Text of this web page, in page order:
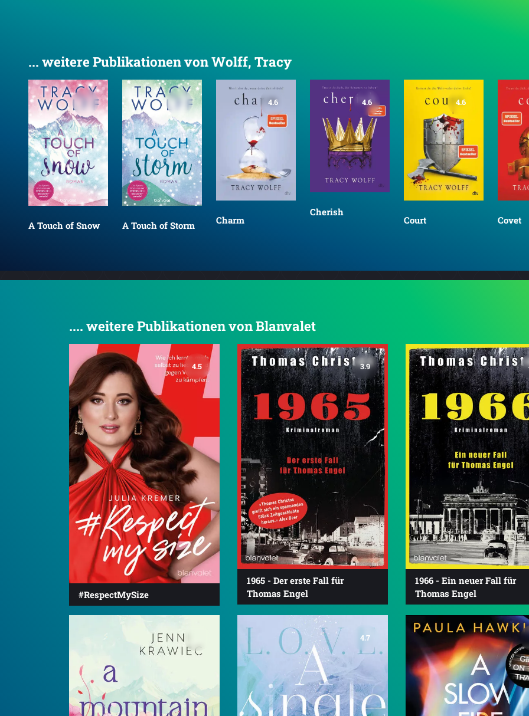
... weitere Publikationen von Wolff, Tracy
A Touch of Snow A Touch of Storm
4.6
Charm
4.6
Cherish
4.6
Court Covet
.... weitere Publikationen von Blanvalet
4.5
#RespectMySize
3.9
1965 - Der erste Fall für
Thomas Engel
1966 - Ein neuer Fall für
Thomas Engel
4.7